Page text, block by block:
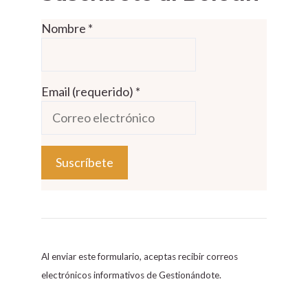
Nombre *
Email (requerido) *
o
s
t
Al enviar este formulario, aceptas recibir correos
electrónicos informativos de Gestionándote.